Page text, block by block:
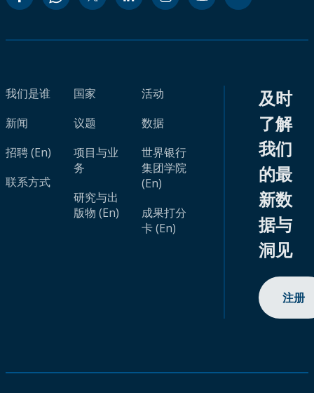
我们是谁
新闻
招聘 (En)
联系方式
国家
议题
项目与业
务
研究与出
版物 (En)
活动
数据
世界银行
集团学院
(En)
成果打分
卡 (En)
及时
了解
我们
的最
新数
据与
洞见
注册